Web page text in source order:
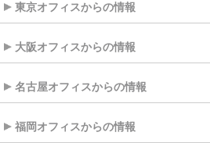
東京オフィスからの情報
大阪オフィスからの情報
名古屋オフィスからの情報
福岡オフィスからの情報